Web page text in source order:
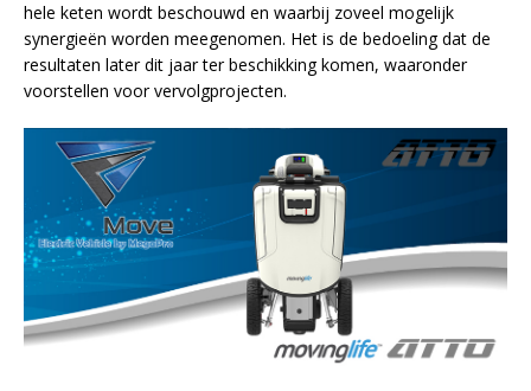
hele keten wordt beschouwd en waarbij zoveel mogelijk
synergieën worden meegenomen. Het is de bedoeling dat de
resultaten later dit jaar ter beschikking komen, waaronder
voorstellen voor vervolgprojecten.